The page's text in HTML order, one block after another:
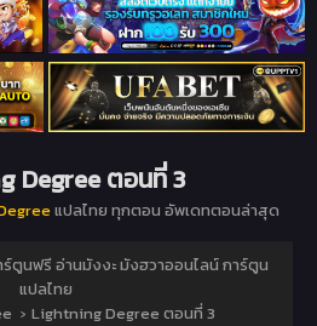
Degree ตอนที่ 3
แปลไทย ทุกตอน อัพเดทตอนล่าสุด
ตูนฟรี อ่านมังงะ มังฮวาออนไลน์ การ์ตูน
แปลไทย
› Lightning Degree ตอนที่ 3